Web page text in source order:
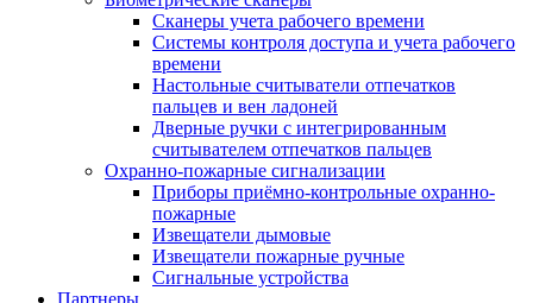
Сканеры учета рабочего времени
Системы контроля доступа и учета рабочего
времени
Настольные считыватели отпечатков
пальцев и вен ладоней
Дверные ручки с интегрированным
считывателем отпечатков пальцев
Охранно-пожарные сигнализации
Приборы приёмно-контрольные охранно-
пожарные
Извещатели дымовые
Извещатели пожарные ручные
Сигнальные устройства
Партнеры